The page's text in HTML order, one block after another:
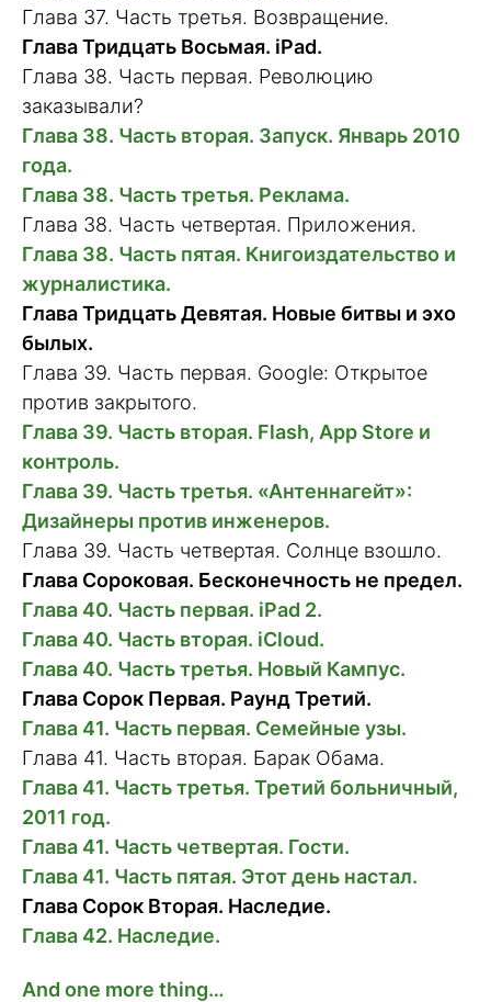
Глава 37. Часть третья. Возвращение.
Глава Тридцать Восьмая. iPad.
Глава 38. Часть первая. Революцию
заказывали?
Глава 38. Часть вторая. Запуск. Январь 2010
года.
Глава 38. Часть третья. Реклама.
Глава 38. Часть четвертая. Приложения.
Глава 38. Часть пятая. Книгоиздательство и
журналистика.
Глава Тридцать Девятая. Новые битвы и эхо
былых.
Глава 39. Часть первая. Google: Открытое
против закрытого.
Глава 39. Часть вторая. Flash, App Store и
контроль.
Глава 39. Часть третья. «Антеннагейт»:
Дизайнеры против инженеров.
Глава 39. Часть четвертая. Солнце взошло.
Глава Сороковая. Бесконечность не предел.
Глава 40. Часть первая. iPad 2.
Глава 40. Часть вторая. iCloud.
Глава 40. Часть третья. Новый Кампус.
Глава Сорок Первая. Раунд Третий.
Глава 41. Часть первая. Семейные узы.
Глава 41. Часть вторая. Барак Обама.
Глава 41. Часть третья. Третий больничный,
2011 год.
Глава 41. Часть четвертая. Гости.
Глава 41. Часть пятая. Этот день настал.
Глава Сорок Вторая. Наследие.
Глава 42. Наследие.
And one more thing…